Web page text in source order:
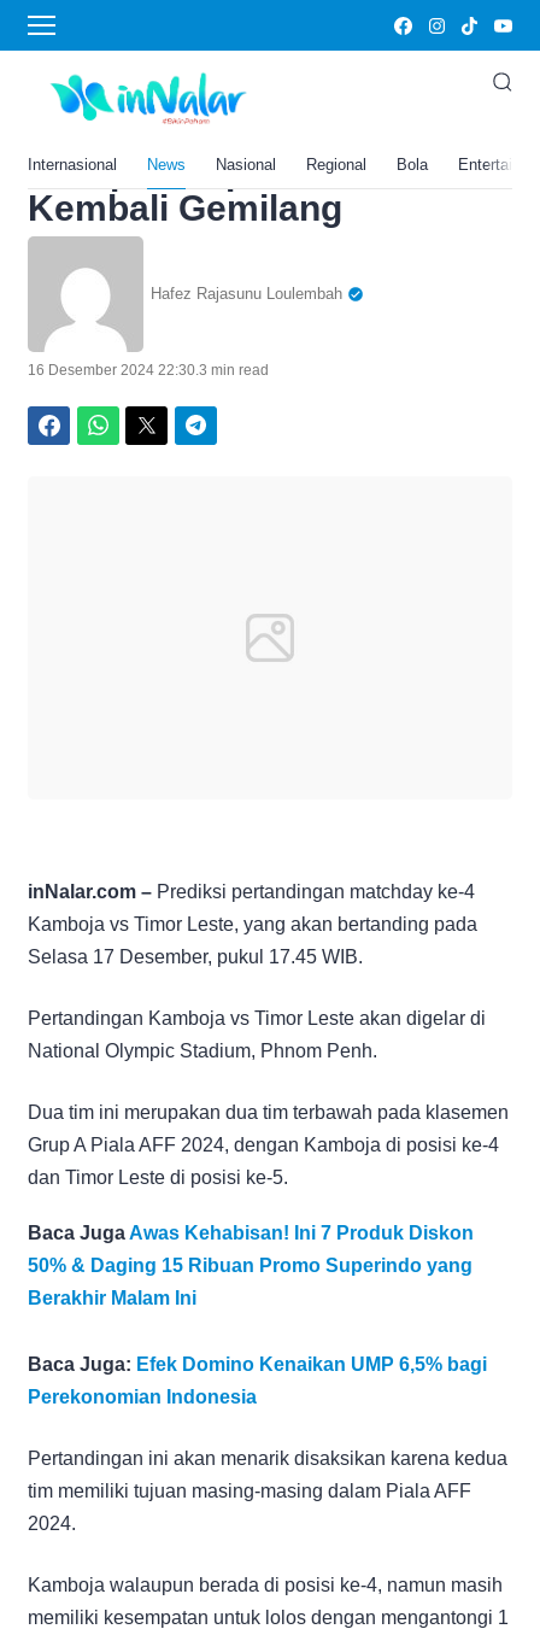
Internasional News Nasional Regional Bola
Home›News
Prediksi Kamboja vs Timor
Lester di Piala AFF 2024,
Harap-Harap João Pedro
Kembali Gemilang
Hafez Rajasunu Loulembah
16 Desember 2024 22:30.3 min read
inNalar.com – Prediksi pertandingan matchday ke-4
Kamboja vs Timor Leste, yang akan bertanding pada
Selasa 17 Desember, pukul 17.45 WIB.
Pertandingan Kamboja vs Timor Leste akan digelar di
National Olympic Stadium, Phnom Penh.
Dua tim ini merupakan dua tim terbawah pada klasemen
Grup A Piala AFF 2024, dengan Kamboja di posisi ke-4
dan Timor Leste di posisi ke-5.
Baca JugaAwas Kehabisan! Ini 7 Produk Diskon
50% & Daging 15 Ribuan Promo Superindo yang
Berakhir Malam Ini
Baca Juga: Efek Domino Kenaikan UMP 6,5% bagi
Perekonomian Indonesia
Pertandingan ini akan menarik disaksikan karena kedua
tim memiliki tujuan masing-masing dalam Piala AFF
2024.
Kamboja walaupun berada di posisi ke-4, namun masih
memiliki kesempatan untuk lolos dengan mengantongi 1